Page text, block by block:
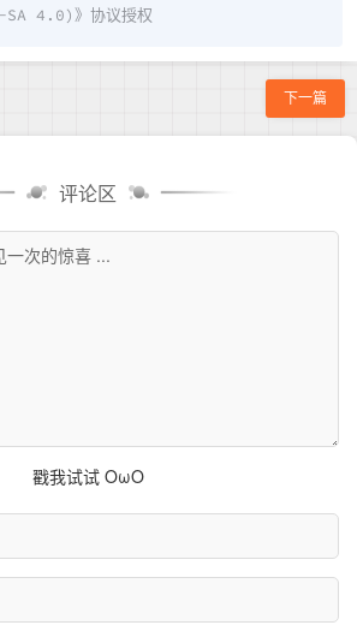
SA 4.0)》协议授权
下一篇
评论区